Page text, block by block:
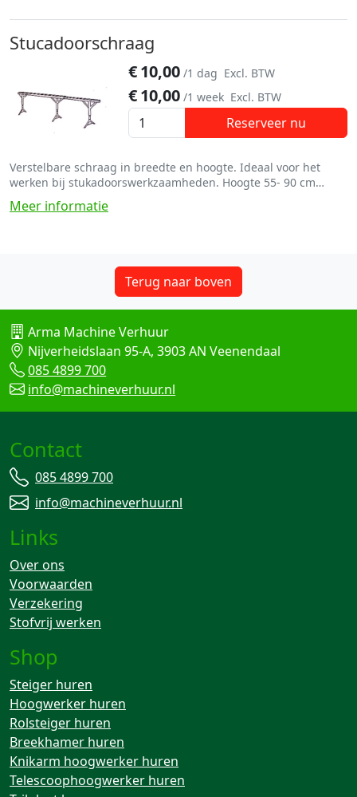
Stucadoorschraag
€10,00 /1 dag Excl. BTW
€10,00 /1 week Excl. BTW
Reserveer nu
Verstelbare schraag in breedte en hoogte. Ideaal voor het
werken bij stukadoorswerkzaamheden. Hoogte 55- 90 cm
lengte 240 tot 390 cm
Meer informatie
Terug naar boven
Arma Machine Verhuur
Nijverheidslaan 95-A, 3903 AN Veenendaal
085 4899 700
info@machineverhuur.nl
Contact
085 4899 700
info@machineverhuur.nl
Links
Over ons
Voorwaarden
Verzekering
Stofvrij werken
Shop
Steiger huren
Hoogwerker huren
Rolsteiger huren
Breekhamer huren
Knikarm hoogwerker huren
Telescoophoogwerker huren